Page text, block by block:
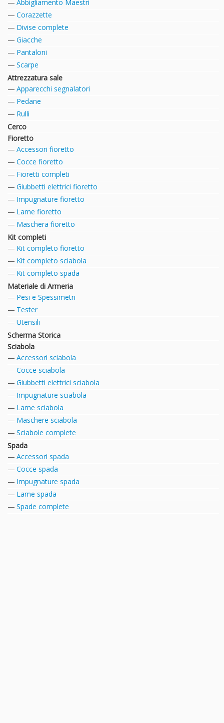
Abbigliamento Maestri
Corazzette
Divise complete
Giacche
Pantaloni
Scarpe
Attrezzatura sale
Apparecchi segnalatori
Pedane
Rulli
Cerco
Fioretto
Accessori fioretto
Cocce fioretto
Fioretti completi
Giubbetti elettrici fioretto
Impugnature fioretto
Lame fioretto
Maschera fioretto
Kit completi
Kit completo fioretto
Kit completo sciabola
Kit completo spada
Materiale di Armeria
Pesi e Spessimetri
Tester
Utensili
Scherma Storica
Sciabola
Accessori sciabola
Cocce sciabola
Giubbetti elettrici sciabola
Impugnature sciabola
Lame sciabola
Maschere sciabola
Sciabole complete
Spada
Accessori spada
Cocce spada
Impugnature spada
Lame spada
Spade complete